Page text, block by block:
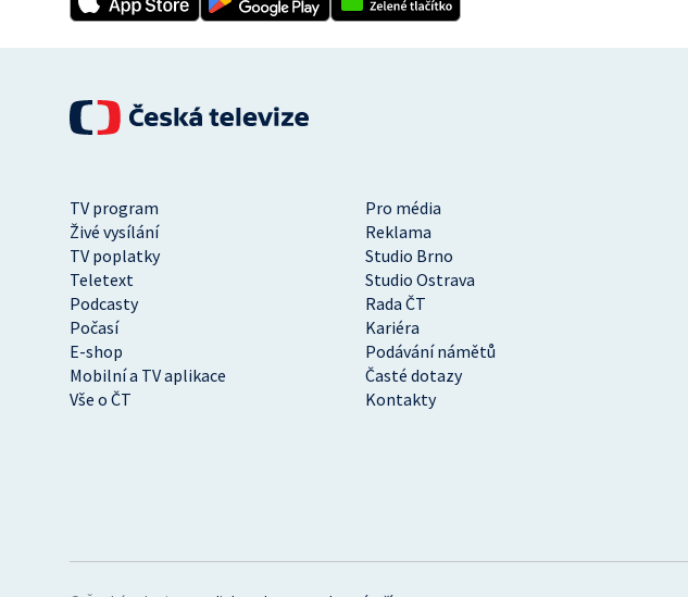
TV program
Pro média
Živé vysílání
Reklama
TV poplatky
Studio Brno
Teletext
Studio Ostrava
Podcasty
Rada ČT
Počasí
Kariéra
E-shop
Podávání námětů
Mobilní a TV aplikace
Časté dotazy
Vše o ČT
Kontakty